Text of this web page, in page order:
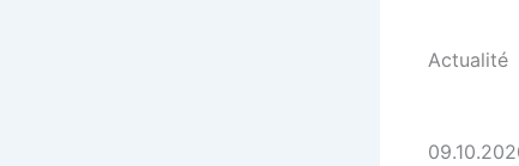
Actualité